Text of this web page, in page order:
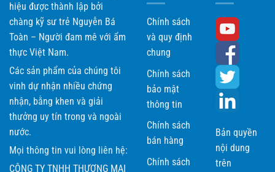
hiệu được thành lập bởi
chàng kỹ sư trẻ Nguyễn Bá
Toàn – Người đam mê với ẩm
thực Việt Nam.
Các sản phẩm của chúng tôi
vinh dự nhận nhiều chứng
nhận, bằng khen và giải
thưởng uy tín trong và ngoài
nước.
Mọi thông tin vui lòng liên hệ:
CÔNG TY TNHH THƯƠNG MẠI
Chính sách
và quy định
chung
Chính sách
bảo mật
thông tin
Chính sách
bán hàng
Chính sách
Bản quyền
nội dung
trên